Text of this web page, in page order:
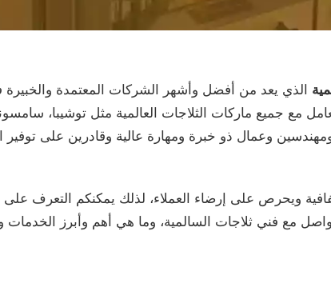
الذي يعد من أفضل وأشهر الشركات المعتمدة
مع جميع ماركات الثلاجات العالمية مثل توشيبا،
وعمال ذو خبرة ومهارة عالية وقادرين على توفير
ويحرص على إرضاء العملاء، لذلك يمكنكم التعرف
مع فني ثلاجات السالمية، وما هي أهم وأبرز الخدمات